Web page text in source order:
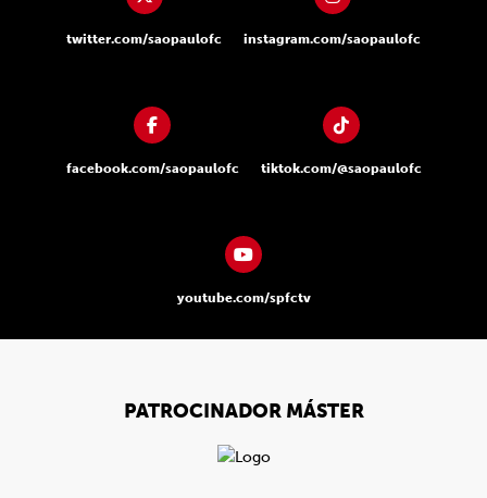
twitter.com/saopaulofc instagram.com/saopaulofc
facebook.com/saopaulofc tiktok.com/@saopaulofc
youtube.com/spfctv
PATROCINADOR MÁSTER